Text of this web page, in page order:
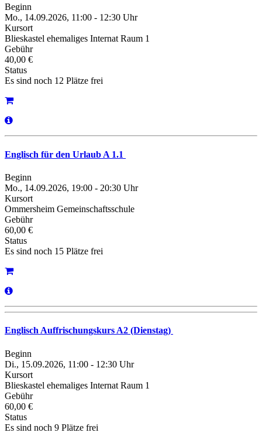
Beginn
Mo., 14.09.2026, 11:00 - 12:30 Uhr
Kursort
Blieskastel ehemaliges Internat Raum 1
Gebühr
40,00 €
Status
Es sind noch 12 Plätze frei
Englisch für den Urlaub A 1.1
Beginn
Mo., 14.09.2026, 19:00 - 20:30 Uhr
Kursort
Ommersheim Gemeinschaftsschule
Gebühr
60,00 €
Status
Es sind noch 15 Plätze frei
Englisch Auffrischungskurs A2 (Dienstag)
Beginn
Di., 15.09.2026, 11:00 - 12:30 Uhr
Kursort
Blieskastel ehemaliges Internat Raum 1
Gebühr
60,00 €
Status
Es sind noch 9 Plätze frei